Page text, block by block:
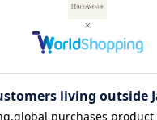
は、こちらから会員登録を行
ワードを登録しておくと便